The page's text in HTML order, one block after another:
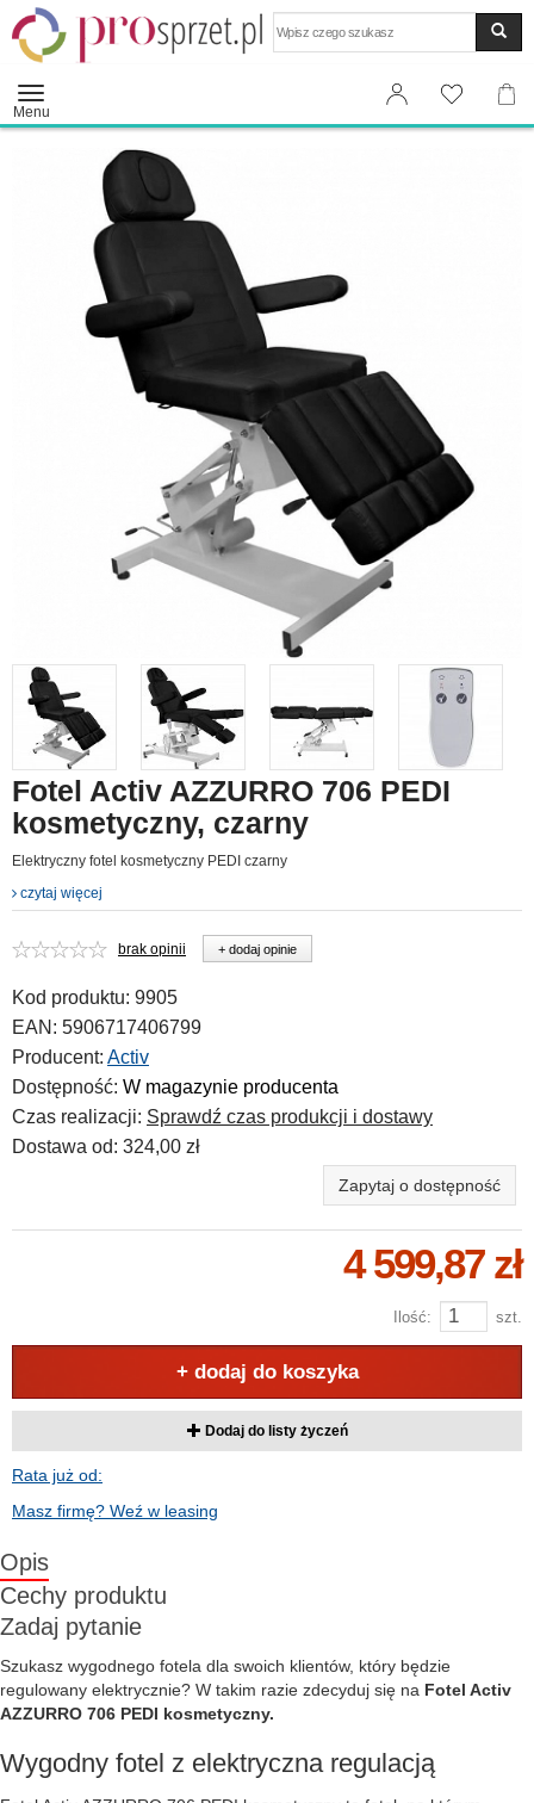
Menu
Fotel Activ AZZURRO 706 PEDI
kosmetyczny, czarny
Elektryczny fotel kosmetyczny PEDI czarny
czytaj więcej
brak opinii + dodaj opinie
Kod produktu: 9905
EAN: 5906717406799
Producent: Activ
Dostępność: W magazynie producenta
Czas realizacji: Sprawdź czas produkcji i dostawy
Dostawa od: 324,00 zł
Zapytaj o dostępność
4 599,87 zł
Ilość: szt.
+ dodaj do koszyka
Dodaj do listy życzeń
Rata już od:
Masz firmę? Weź w leasing
Opis
Cechy produktu
Zadaj pytanie
Szukasz wygodnego fotela dla swoich klientów, który będzie
regulowany elektrycznie? W takim razie zdecyduj się na Fotel Activ
AZZURRO 706 PEDI kosmetyczny.
Wygodny fotel z elektryczna regulacją